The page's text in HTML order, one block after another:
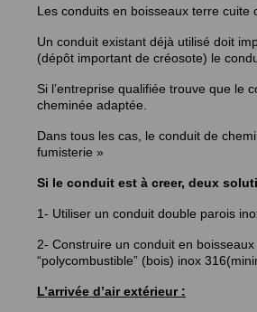
Les conduits en boisseaux terre
Un conduit existant déjà utilisé doit
(dépôt important de créosote) le
Si l’entreprise qualifiée trouve que le
cheminée adaptée.
Dans tous les cas, le conduit de
fumisterie »
Si le conduit est à creer, deux
1- Utiliser un conduit double parois
2- Construire un conduit en
“polycombustible” (bois) inox
L’arrivée d’air extérieur :